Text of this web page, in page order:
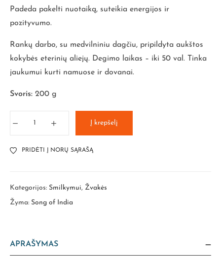
Padeda pakelti nuotaiką, suteikia energijos ir
pozityvumo.
Rankų darbo, su medvilniniu dagčiu, pripildyta aukštos
kokybės eterinių aliejų. Degimo laikas – iki 50 val. Tinka
jaukumui kurti namuose ir dovanai.
Svoris: 200 g
Į krepšelį
PRIDĖTI Į NORŲ SĄRAŠĄ
Kategorijos: Smilkymui, Žvakės
Žyma: Song of India
APRAŠYMAS